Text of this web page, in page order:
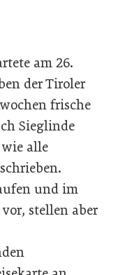
am 26.
der Tiroler
frische
Sieglinde
wie alle
und im
stellen aber